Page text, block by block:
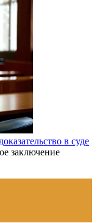
в суде
заключение